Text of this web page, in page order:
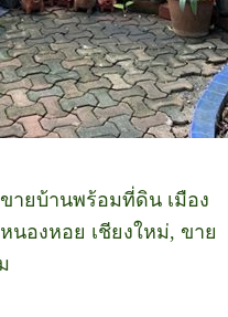
ายบ้านพร้อมที่ดิน เมือง
นองหอย เชียงใหม่, ขาย